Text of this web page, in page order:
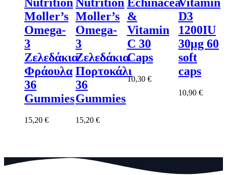
Nutrition
Moller’s
Omega-
3
Ζελεδάκια
Φράουλα
36
Gummies
15,20 €
Nutrition
Moller’s
Omega-
3
Ζελεδάκια
Πορτοκάλι
36
Gummies
15,20€
Echinacea
&
Vitamin
C 30
Caps
10,30 €
Vitamin
D3
1200IU
30μg 60
soft
caps
10,90 €